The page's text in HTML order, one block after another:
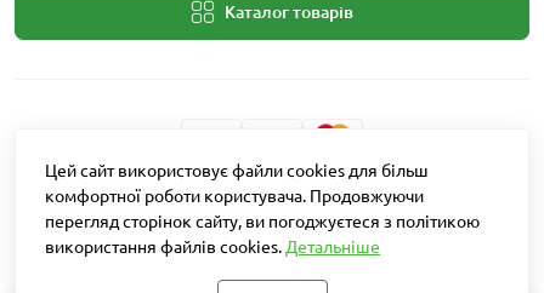
Каталог товарів
Розробник: Intent Solutions
Агро Рітейл © 2026
Цей сайт використовує файли cookies для більш
комфортної роботи користувача. Продовжуючи
перегляд сторінок сайту, ви погоджуєтеся з політикою
використання файлів cookies. Детальніше